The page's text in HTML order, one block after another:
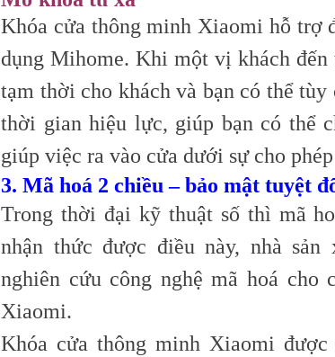
Khóa cửa thông minh Xiaomi hỗ trợ
dụng Mihome. Khi một vị khách đến
tạm thời cho khách và bạn có thể
thời gian hiệu lực, giúp bạn có thể
giúp việc ra vào cửa dưới sự cho
3. Mã hoá 2 chiều – bảo mật tuyệt
Trong thời đại kỹ thuật số thì mã
nhận thức được điều này, nhà
nghiên cứu công nghệ mã hoá cho
Xiaomi.
Khóa cửa thông minh Xiaomi